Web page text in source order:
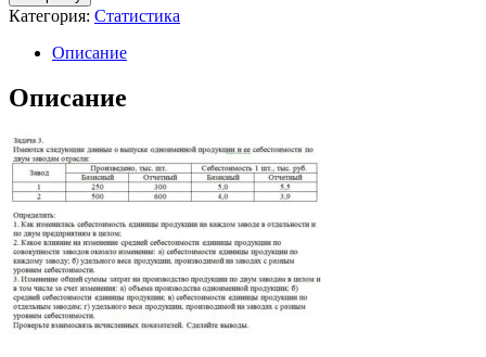
Категория: Статистика
Описание
Описание